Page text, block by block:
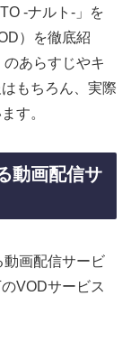
-ナルト-」を
）を徹底紹
あらすじやキ
もちろん、実際
す。
動画配信サ
画配信サービ
VODサービス